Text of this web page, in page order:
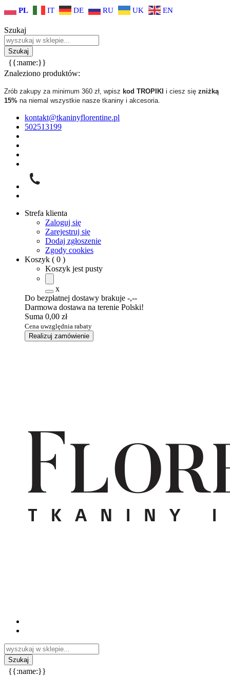
PL IT DE RU UK EN
Szukaj
{{:name:}}
Znaleziono produktów:
Zrób zakupy za minimum 360 zł, wpisz kod TROPIKI i ciesz się zniżką
15% na niemal wszystkie nasze tkaniny i akcesoria.
kontakt@tkaninyflorentine.pl
502513199
Strefa klienta
Zaloguj się
Zarejestruj się
Dodaj zgłoszenie
Zgody cookies
Koszyk ( 0 )
Koszyk jest pusty
x
Do bezpłatnej dostawy brakuje -,--
Darmowa dostawa na terenie Polski!
Suma 0,00 zł
Cena uwzględnia rabaty
Realizuj zamówienie
{{:name:}}